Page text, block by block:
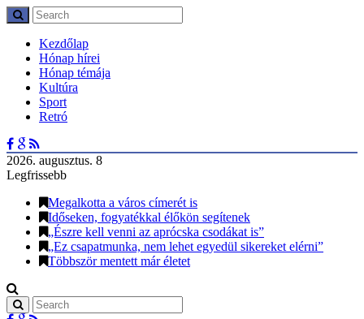
Kezdőlap
Hónap hírei
Hónap témája
Kultúra
Sport
Retró
2026. augusztus. 8
Legfrissebb
Megalkotta a város címerét is
Időseken, fogyatékkal élőkön segítenek
„Észre kell venni az aprócska csodákat is”
„Ez csapatmunka, nem lehet egyedül sikereket elérni”
Többször mentett már életet